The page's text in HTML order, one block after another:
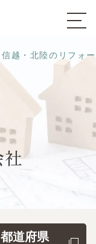
信越・北陸のリフォ
社
都道府県